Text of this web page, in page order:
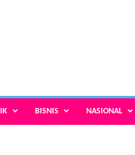
BISNIS NASIONAL